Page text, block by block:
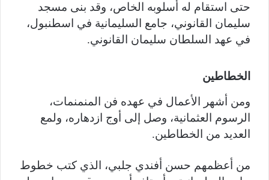
حتى استقام له أسلوبه الخاص، وقد بنى مسجد
سليمان القانوني، جامع السليمانية في اسطنبول،
في عهد السلطان سليمان القانوني.
الخطاطين
ومن أشهر الأعمال في عهده فن المنمنمات،
الرسوم العثمانية، وصل إلى أوج ازدهاره، ولمع
العديد من الخطاطين.
من أعظمهم حسن أفندي جلبي، الذي كتب خطوط